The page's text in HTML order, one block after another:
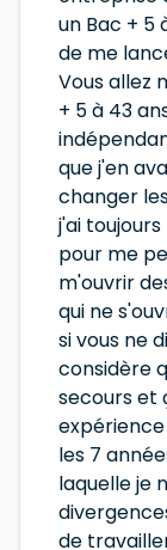
un Bac + 5
de me
Vous allez
+ 5 à 43
que j'en
changer
j'ai
pour me
m'ouvrir
qui ne
si vous ne
considère
secours et
les 7
laquelle je
de